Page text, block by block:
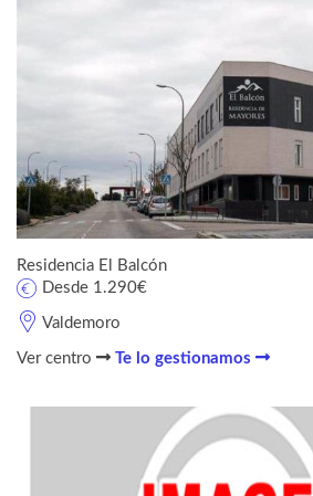
Residencia El Balcón
Valdemoro
Desde 1.290€
Ver centro Te lo gestionamos